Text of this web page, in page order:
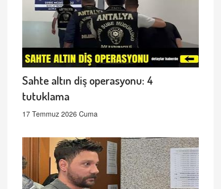
Sahte altın diş operasyonu: 4
tutuklama
17 Temmuz 2026 Cuma